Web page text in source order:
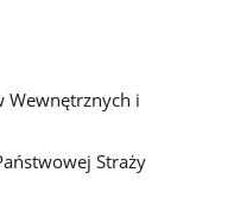
Wewnętrznych i
Straży